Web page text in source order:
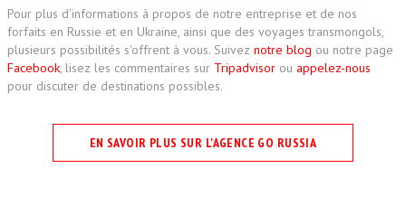
Pour plus d'informations à propos de notre entreprise et de nos
forfaits en Russie et en Ukraine, ainsi que des voyages transmongols,
plusieurs possibilités s'offrent à vous. Suivez notre blog ou notre page
Facebook , lisez les commentaires sur Tripadvisor ou appelez-nous
pour discuter de destinations possibles.
EN SAVOIR PLUS SUR L'AGENCE GO RUSSIA